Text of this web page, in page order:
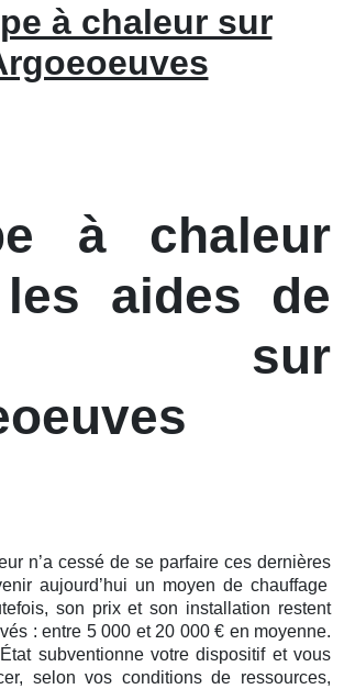
à chaleur sur
à chaleur
aides de
sur
n’a cessé de se parfaire ces dernières
aujourd’hui un moyen de chauffage
son prix et son installation restent
: entre 5 000 et 20 000 € en moyenne.
subventionne votre dispositif et vous
selon vos conditions de ressources,